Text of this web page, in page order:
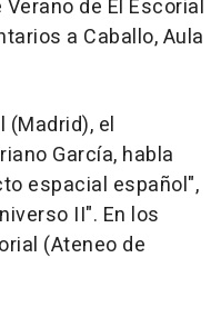
de El Escorial
a Caballo, Aula
(Madrid), el
García, habla
espacial español",
II". En los
(Ateneo de